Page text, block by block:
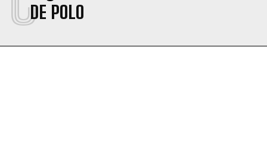
DE POLO